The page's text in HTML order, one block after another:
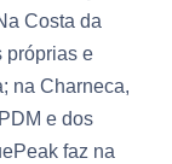
Costa da
próprias e
na Charneca,
e dos
faz na